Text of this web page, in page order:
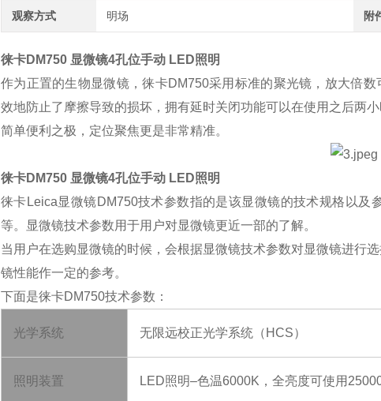
观察方式 明场 附
徕卡DM750 显微镜4孔位手动 LED照明
作为正置的生物显微镜，徕卡DM750采用标准的聚光镜，放大倍数
效地防止了摩擦导致的损坏，拥有延时关闭功能可以在使用之后两
简单便利之极，定位聚焦更是非常精准。
徕卡DM750 显微镜4孔位手动 LED照明
徕卡 Leica显微镜DM750技术参数指的是该显微镜的技术规格以及
等。显微镜技术参数用于用户对显微镜更近一部的了解。
当用户在选购显微镜的时候，会根据显微镜技术参数对显微镜进行
镜性能作一定的参考。
下面是徕卡DM750技术参数：
光学系统 无限远校正光学系统（ HCS）
照明装置 LED照明–色温6000K，全亮度可使用